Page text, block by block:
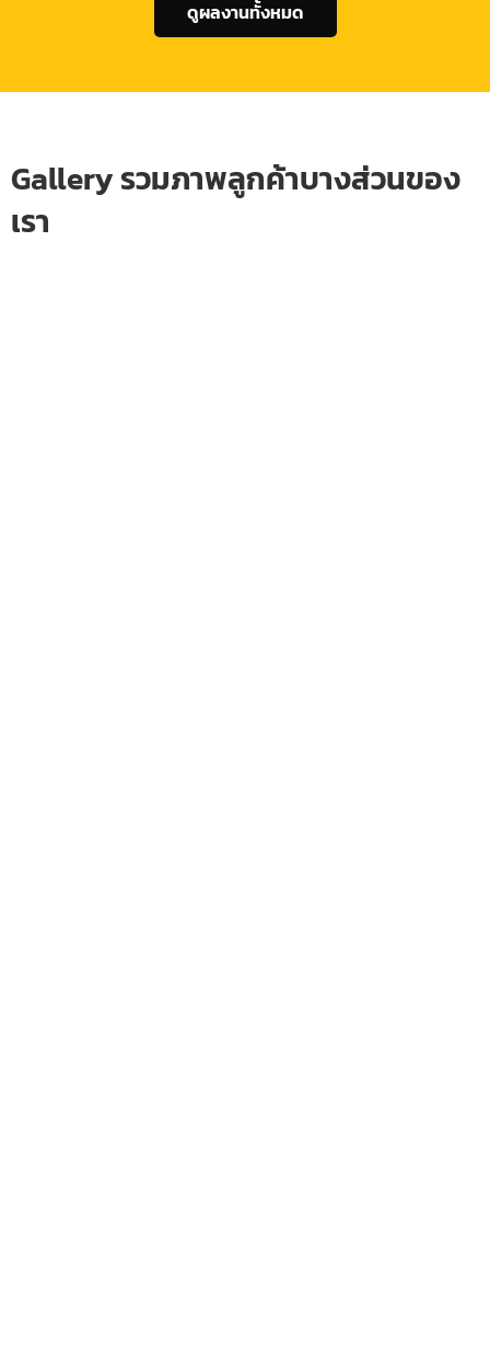
ดูผลงานทั้งหมด
Gallery รวมภาพลูกค้าบางส่วนของ
เรา